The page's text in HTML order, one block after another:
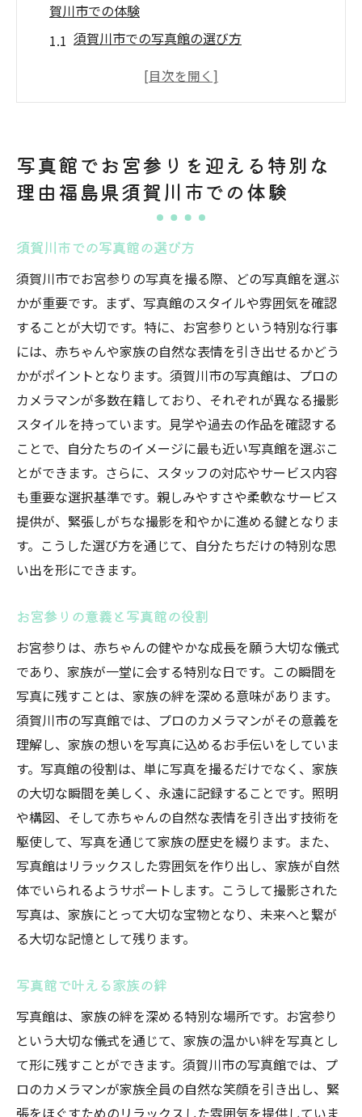
賀川市での体験
須賀川市での写真館の選び方
お宮参りの意義と写真館の役割
お宮参りを心に刻む写真館の魅力
須賀川市の写真館が作り出すお宮参りの一生忘
プロのカメラマンによる感動の一枚
家族の笑顔を引き出す撮影テクニック
思い出を彩る写真館の特別サービス
自然光を活かしたロケーション撮影の魅力
写真館が提供する個別プランの紹介
一生の宝物になる家族写真の作り方
福島県須賀川市の写真館でお宮参りの記憶を永
遠に残す技術
写真館の最新技術と撮影機材
プロによる画像編集のこだわり
写真館でのアルバム作成の流れ
多彩な撮影スタイルの提案
写真館での撮影準備と心構え
お宮参りの思い出を形にするプリント技術
写真館のプロが演出する須賀川市のお宮参り特
別な思い出
プロカメラマンの写真館での役割
お宮参り撮影の流れとポイント
家族の個性を活かした写真演出
須賀川市の写真館が生み出す特別な空間
お宮参りを彩る衣装と小道具の選び方
家族がリラックスできる撮影環境
須賀川市での写真館体験赤ちゃんの笑顔を引き
出す秘訣
赤ちゃんの自然な表情を捉える方法
写真館が提供する赤ちゃん向けの環境
写真館での安全で快適な撮影体験
赤ちゃんの笑顔を引き出す写真館の技
須賀川市の写真館スタッフの優しさ
温かい絆が形になる須賀川市の写真館でのお宮
参り撮影
写真館でお宮参りを迎える特別な
理由福島県須賀川市での体験
須賀川市での写真館の選び方
須賀川市でお宮参りの写真を撮る際、どの写真館を選ぶ
かが重要です。まず、写真館のスタイルや雰囲気を確認
することが大切です。特に、お宮参りという特別な行事
には、赤ちゃんや家族の自然な表情を引き出せるかどう
かがポイントとなります。須賀川市の写真館は、プロの
カメラマンが多数在籍しており、それぞれが異なる撮影
スタイルを持っています。見学や過去の作品を確認する
ことで、自分たちのイメージに最も近い写真館を選ぶこ
とができます。さらに、スタッフの対応やサービス内容
も重要な選択基準です。親しみやすさや柔軟なサービス
提供が、緊張しがちな撮影を和やかに進める鍵となりま
す。こうした選び方を通じて、自分たちだけの特別な思
い出を形にできます。
お宮参りの意義と写真館の役割
お宮参りは、赤ちゃんの健やかな成長を願う大切な儀式
であり、家族が一堂に会する特別な日です。この瞬間を
写真に残すことは、家族の絆を深める意味があります。
須賀川市の写真館では、プロのカメラマンがその意義を
理解し、家族の想いを写真に込めるお手伝いをしていま
す。写真館の役割は、単に写真を撮るだけでなく、家族
の大切な瞬間を美しく、永遠に記録することです。照明
や構図、そして赤ちゃんの自然な表情を引き出す技術を
駆使して、写真を通じて家族の歴史を綴ります。また、
写真館はリラックスした雰囲気を作り出し、家族が自然
体でいられるようサポートします。こうして撮影された
写真は、家族にとって大切な宝物となり、未来へと繋が
る大切な記憶として残ります。
写真館で叶える家族の絆
写真館は、家族の絆を深める特別な場所です。お宮参り
という大切な儀式を通じて、家族の温かい絆を写真とし
て形に残すことができます。須賀川市の写真館では、プ
ロのカメラマンが家族全員の自然な笑顔を引き出し、緊
張をほぐすためのリラックスした雰囲気を提供していま